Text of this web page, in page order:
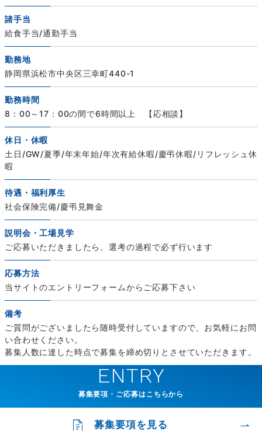
諸手当
給食手当/通勤手当
勤務地
静岡県浜松市中央区三幸町440-1
勤務時間
8：00～17：00の間で6時間以上 【応相談】
休日・休暇
土日/GW/夏季/年末年始/年次有給休暇/慶弔休暇/リフレッシュ休
暇
待遇・福利厚生
社会保険完備/慶弔見舞金
説明会・工場見学
ご応募いただきましたら、選考の過程で必ず行います
応募方法
当サイトのエントリーフォームからご応募下さい
備考
ご質問がございましたら随時受付していますので、お気軽にお問
い合わせください。
募集人数に達した時点で募集を締め切りとさせていただきます。
ENTRY
募集要項・ご応募はこちらから
募集要項を見る